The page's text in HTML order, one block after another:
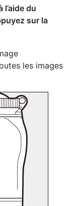
du
sur la
les images